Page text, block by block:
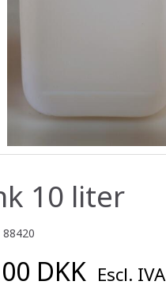
10 liter
88420
DKK Escl. IVA